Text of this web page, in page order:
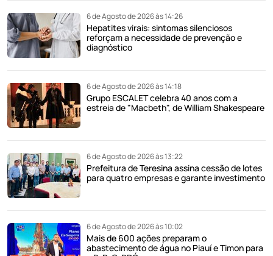
6 de Agosto de 2026 às 14:26
Hepatites virais: sintomas silenciosos
reforçam a necessidade de prevenção e
diagnóstico
6 de Agosto de 2026 às 14:18
Grupo ESCALET celebra 40 anos com a
estreia de "Macbeth", de William Shakespeare
6 de Agosto de 2026 às 13:22
Prefeitura de Teresina assina cessão de lotes
para quatro empresas e garante investimento
6 de Agosto de 2026 às 10:02
Mais de 600 ações preparam o
abastecimento de água no Piauí e Timon para